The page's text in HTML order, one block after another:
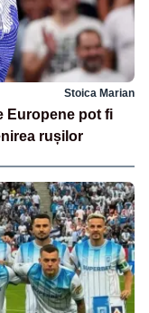
Stoica Marian
Europene pot fi
rușilor